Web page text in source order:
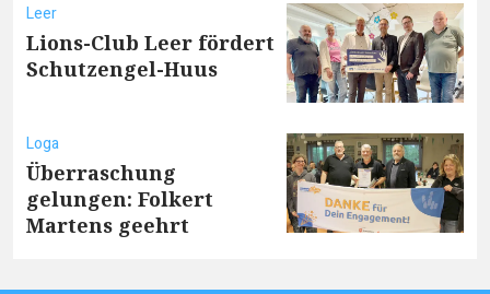
Leer
Lions-Club Leer fördert
Schutzengel-Huus
Loga
Überraschung
gelungen: Folkert
Martens geehrt